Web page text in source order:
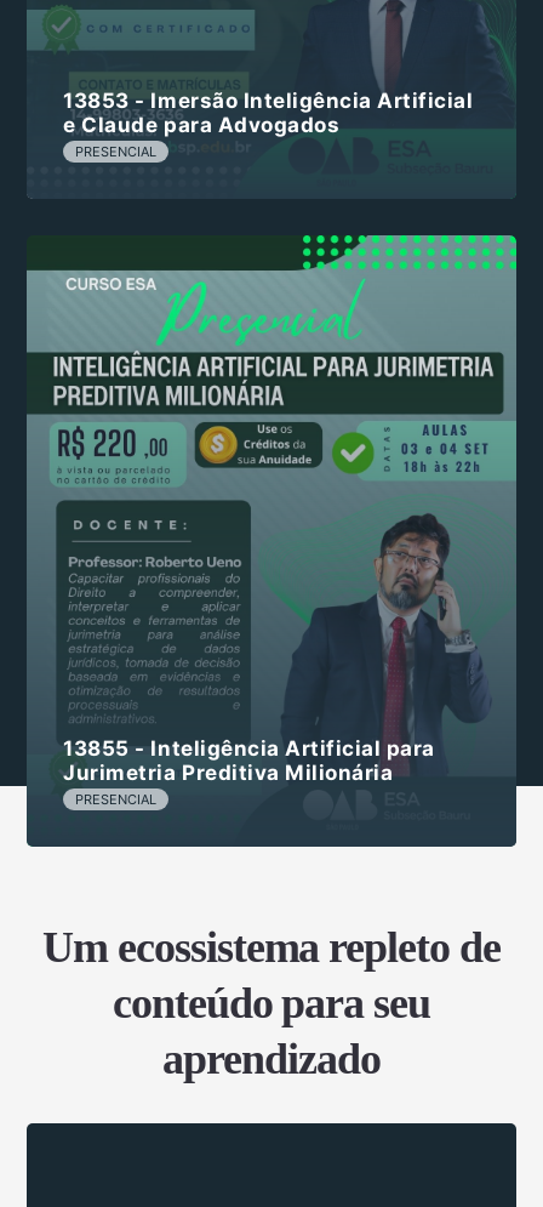
13853 - Imersão Inteligência Artificial
e Claude para Advogados
PRESENCIAL
13855 - Inteligência Artificial para
Jurimetria Preditiva Milionária
PRESENCIAL
Um ecossistema repleto de
conteúdo para seu
aprendizado